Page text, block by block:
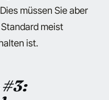
müssen Sie aber
meist
ist.
#3: